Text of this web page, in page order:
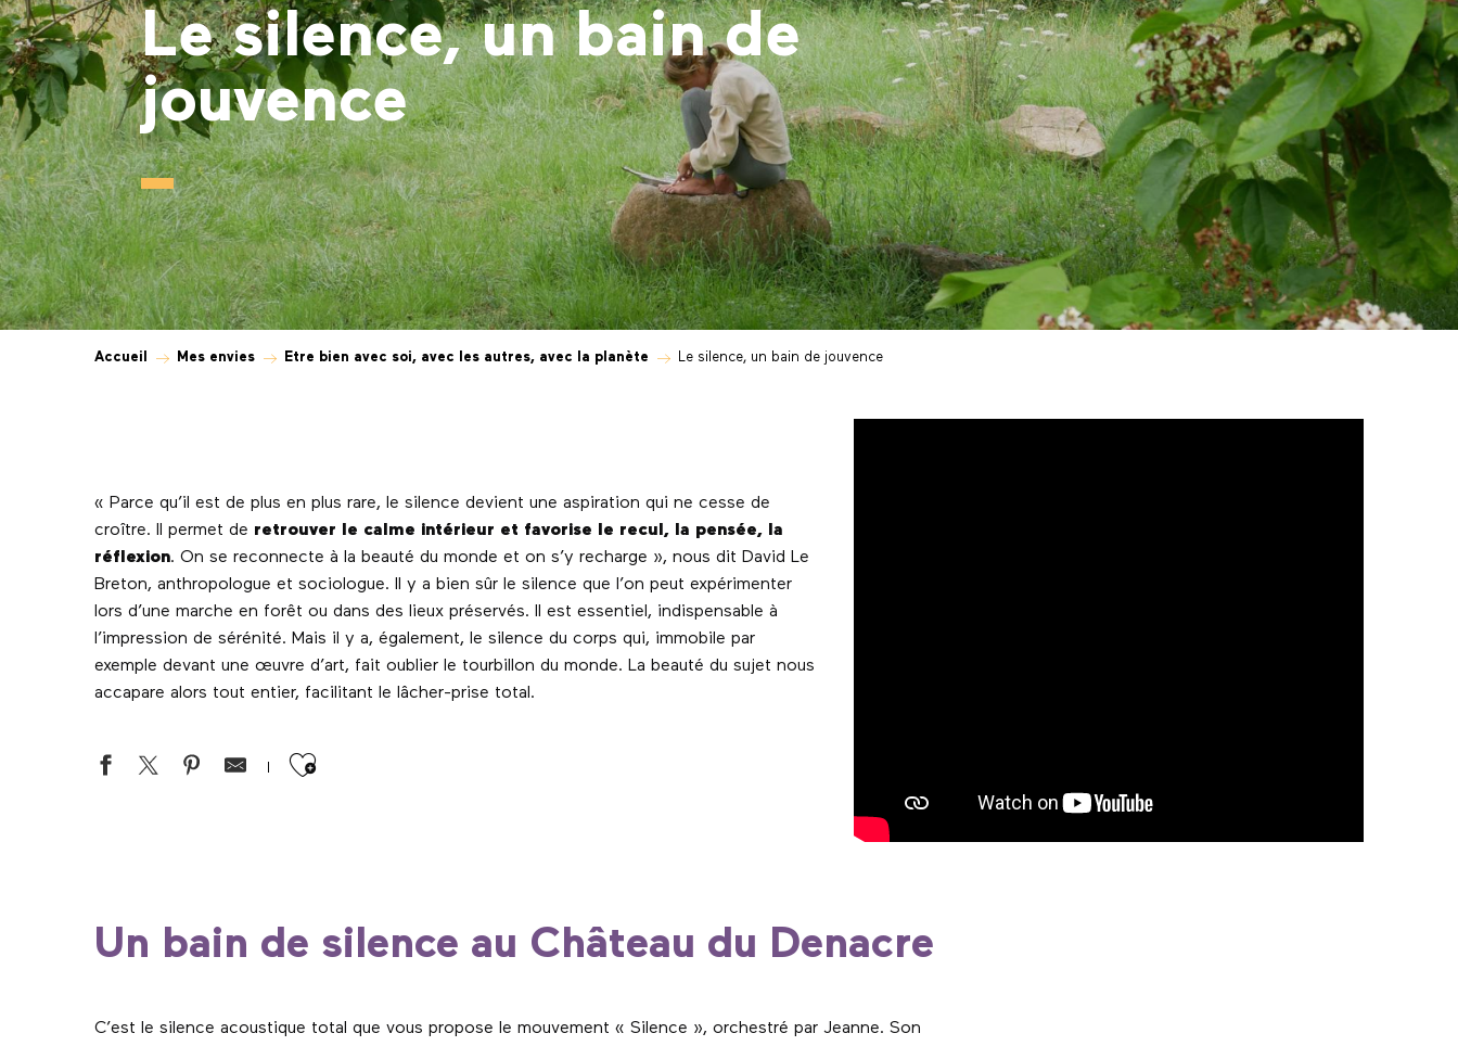
Le silence, un bain de
jouvence
Accueil Mes envies Etre bien avec soi, avec les autres, avec la planète Le silence, un bain de jouvence
« Parce qu’il est de plus en plus rare, le silence devient une aspiration qui ne cesse de
croître. Il permet de retrouver le calme intérieur et favorise le recul, la pensée, la
réflexion. On se reconnecte à la beauté du monde et on s’y recharge », nous dit David Le
Breton, anthropologue et sociologue. Il y a bien sûr le silence que l’on peut expérimenter
lors d’une marche en forêt ou dans des lieux préservés. Il est essentiel, indispensable à
l’impression de sérénité. Mais il y a, également, le silence du corps qui, immobile par
exemple devant une œuvre d’art, fait oublier le tourbillon du monde. La beauté du sujet nous
accapare alors tout entier, facilitant le lâcher-prise total.
Ajouter aux favoris
Un bain de silence au Château du Denacre
C’est le silence acoustique total que vous propose le mouvement « Silence », orchestré par Jeanne. Son